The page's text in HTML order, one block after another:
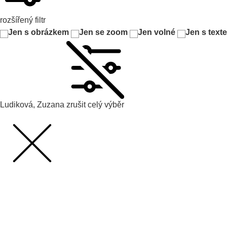
rozšířený filtr
Jen s obrázkem
Jen se zoom Jen volné Jen s
Ludiková, Zuzana zrušit celý výběr